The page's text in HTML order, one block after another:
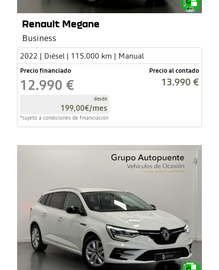
Renault Megane
Business
2022 | Diésel | 115.000 km | Manual
Precio financiado
12.990 €
desde
199,00€/mes
*sujeto a condiciones de financiación
Precio al contado
13.990 €